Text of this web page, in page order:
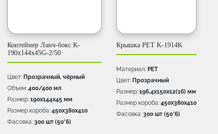
Контейнер Ланч-бокс K-
190x144x45G-2/50
Цвет: Прозрачный, чёрный
Объем: 400/400 мл
Размер: 190х144х45 мм
Размер короба: 450х380х410
Фасовка: 300 шт (50*6)
Крышка PET K-1914K
Материал: PET
Цвет: Прозрачный
Размер: 196,4х150х12(16) мм
Размер короба: 450х380х410
Фасовка: 300 шт (50*6)